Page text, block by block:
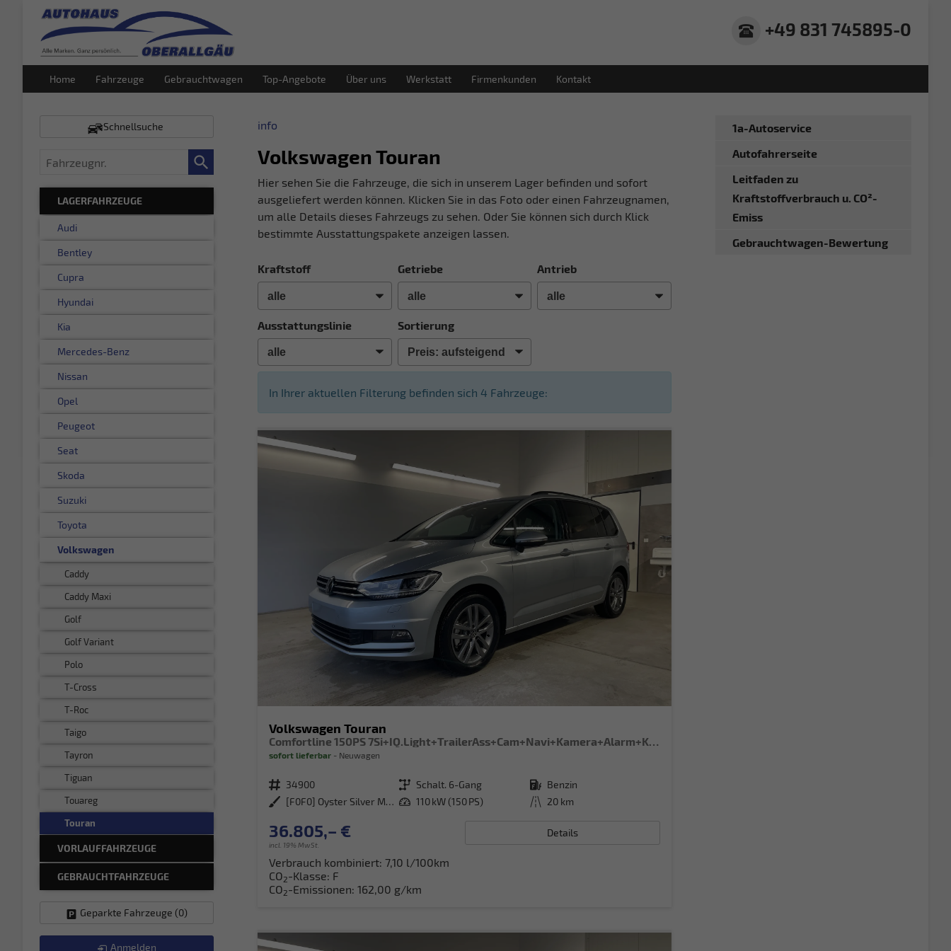
+49 831 745895-0
Home Fahrzeuge Gebrauchtwagen Top-Angebote Über uns Werkstatt Firmenkunden Kontakt
info
Volkswagen Touran
Hier sehen Sie die Fahrzeuge, die sich in unserem Lager befinden und sofort
ausgeliefert werden können. Klicken Sie in das Foto oder einen Fahrzeugnamen,
um alle Details dieses Fahrzeugs zu sehen. Oder Sie können sich durch Klick
bestimmte Ausstattungspakete anzeigen lassen.
Kraftstoff Getriebe Antrieb
Ausstattungslinie Sortierung
In Ihrer aktuellen Filterung befinden sich 4 Fahrzeuge:
Volkswagen Touran
Comfortline 150PS 7Si+IQ.Light+TrailerAss+Cam+Navi+Kamera+Alarm+Kessy+App-Connect
sofort lieferbar Neuwagen
Fahrzeugnr. 34900 Getriebe Schalt. 6-Gang Kraftstoff Benzin
Außenfarbe
[F0F0] Oyster Silver Metallic Leistung 110 kW (150 PS) Kilometerstand 20 km
36.805,– €
incl. 19% MwSt.
Details
Verbrauch kombiniert: 7,10 l/100km
CO2-Klasse: F
CO2-Emissionen: 162,00 g/km
Schnellsuche
Fahrzeugnr.
LAGERFAHRZEUGE
Audi
Bentley
Cupra
Hyundai
Kia
Mercedes-Benz
Nissan
Opel
Peugeot
Seat
Skoda
Suzuki
Toyota
Volkswagen
Caddy
Caddy Maxi
Golf
Golf Variant
Polo
T-Cross
T-Roc
Taigo
Tayron
Tiguan
Touareg
Touran
VORLAUFFAHRZEUGE
GEBRAUCHTFAHRZEUGE
Geparkte Fahrzeuge (0)
Anmelden
1a-Autoservice
Autofahrerseite
Leitfaden zu
Kraftstoffverbrauch u. CO²-
Emiss
Gebrauchtwagen-Bewertung